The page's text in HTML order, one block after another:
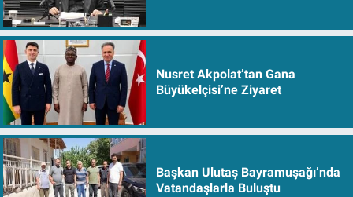
Nusret Akpolat’tan Gana
Büyükelçisi’ne Ziyaret
Başkan Ulutaş Bayramuşağı’nda
Vatandaşlarla Buluştu